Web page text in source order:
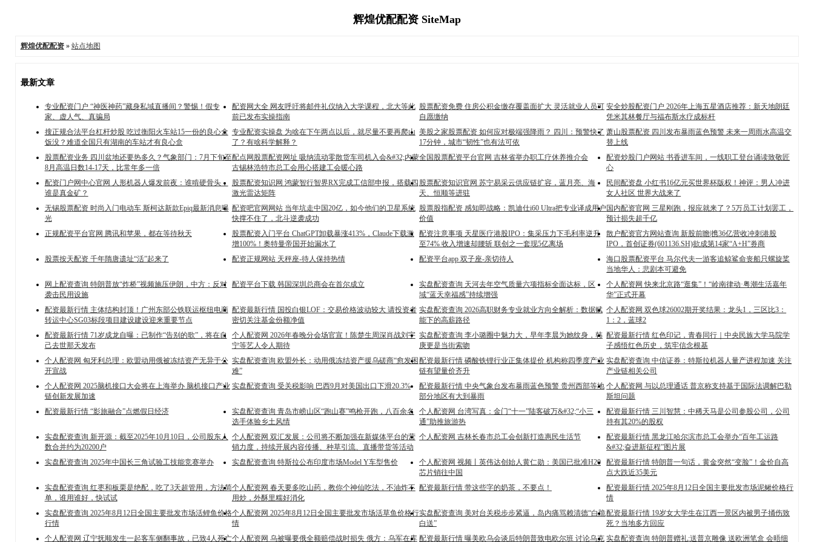
辉煌优配配资 SiteMap
辉煌优配配资» 站点地图
最新文章
专业配资门户 “神医神药”藏身私域直播间？警惕！假专
家、虚人气、真骗局
配资网大全 网友呼吁将邮件礼仪纳入大学课程，北大等此
前已发布实操指南
股票配资免费 住房公积金缴存覆盖面扩大 灵活就业人员可
自愿缴纳
安全炒股配资门户 2026年上海五星酒店推荐：新天地朗廷
凭米其林餐厅与福布斯水疗成标杆
搜正规合法平台杠杆炒股 吃过衡阳火车站15一份的良心盒
饭没？难道全国只有湖南的车站才有良心盒
专业配资实操盘 为啥在下午两点以后，就尽量不要再爬山
了？有啥科学解释？
美股之家股票配资 如何应对极端强降雨？ 四川：预警快了
17分钟，城市“韧性”也有法可依
萧山股票配资 四川发布暴雨蓝色预警 未来一周雨水高温交
替上线
股票配资业务 四川盆地还要热多久？气象部门：7月下旬至
8月高温日数14-17天，比常年多一倍
配点网股票配资网址 吸纳流动零散货车司机入会&#32;内蒙
古锡林浩特市总工会用心搭建工会暖心路
全国股票配资平台官网 吉林省举办职工疗休养推介会
配资炒股门户网站 书香进车间，一线职工登台诵读致敬匠
心
配资门户网中心官网 人形机器人爆发前夜：谁啃硬骨头，
谁是真金矿？
股票配资知识网 鸿蒙智行智界RX完成工信部申报，搭载四
激光雷达矩阵
股票配资知识官网 苏宁易采云供应链扩容，蓝月亮、海
天、恒顺等进驻
民间配资盘 小红书16亿元买世界杯版权！神评：男人冲进
女人社区 世界大战来了
无锡股票配资 时尚入门电动车 斯柯达新款Epiq最新消息曝
光
配资吧官网网站 当年坑走中国20亿，如今他们的卫星系统
快撑不住了，北斗逆袭成功
股票股指配资 感知即战略：凯迪仕i60 Ultra把专业译成用户
价值
国内配资官网 三星刚跑，报应就来了？5万员工计划罢工，
预计损失超千亿
正规配资平台官网 腾讯和苹果，都在等待秋天
股票配资入门平台 ChatGPT卸载暴涨413%，Claude下载激
增100%！奥特曼帝国开始漏水了
配资注意事项 天星医疗港股IPO：集采压力下毛利率逆升
至74% 收入增速却腰斩 联创之一套现5亿离场
散户配资官方网站查询 新股前瞻|携36亿营收冲刺港股
IPO，首创证券(601136.SH)欲成第14家“A+H”券商
股票按天配资 千年隋唐遗址“活”起来了
配资正规网站 天秤座-待人保持热情 配资平台app 双子座-亲切待人
海口股票配资平台 马尔代夫一游客追鲸鲨命丧船只螺旋桨
当地华人：悲剧本可避免
网上配资查询 特朗普放“炸桥”视频施压伊朗，中方：反对
袭击民用设施
配资平台下载 韩国深圳总商会在首尔成立
实盘配资查询 天河去年空气质量六项指标全面达标，区
域“蓝天幸福感”持续增强
个人配资网 快来北京路“逛集”！“岭南律动·粤潮生活嘉年
华”正式开幕
配资最新行情 主体结构封顶！广州东部公铁联运枢纽电商
转运中心SG03标段项目建设建设迎来重要节点
配资最新行情 国投白银LOF：交易价格波动较大 请投资者
密切关注基金份额净值
实盘配资查询 2026高职财务专业就业方向全解析：数据赋
能下的高薪路径
个人配资网 双色球26002期开奖结果：龙头1，三区比3：
1：2，蓝球2
配资最新行情 71岁成龙自曝：已制作“告别的歌”，将在自
己去世那天发布
个人配资网 2026年春晚分会场官宣！陈楚生周深肖战刘宇
宁等艺人令人期待
实盘配资查询 李小璐圈中魅力大，早年李晨为她纹身，韩
庚更是当街索吻
配资最新行情 红色印记，青春同行｜中央民族大学马院学
子感悟红色历史，筑牢信念根基
个人配资网 匈牙利总理：欧盟动用俄被冻结资产无异于公
开宣战
实盘配资查询 欧盟外长：动用俄冻结资产援乌磋商“愈发困
难”
配资最新行情 磷酸铁锂行业正集体提价 机构称四季度产业
链有望量价齐升
实盘配资查询 中信证券：特斯拉机器人量产进程加速 关注
产业链相关公司
个人配资网 2025脑机接口大会将在上海举办 脑机接口产业
链创新发展加速
实盘配资查询 受关税影响 巴西9月对美国出口下滑20.3%
配资最新行情 中央气象台发布暴雨蓝色预警 贵州西部等地
部分地区有大到暴雨
个人配资网 与以总理通话 普京称支持基于国际法调解巴勒
斯坦问题
配资最新行情 “影旅融合”点燃假日经济
实盘配资查询 青岛市崂山区“跑山赛”鸣枪开跑，八百余名
选手体验乡土风情
个人配资网 台湾写真：金门“十一”陆客破万&#32;“小三
通”助推旅游热
配资最新行情 三川智慧：中稀天马是公司参股公司，公司
持有其20%的股权
实盘配资查询 新开源：截至2025年10月10日，公司股东人
数合并约为20200户
个人配资网 双汇发展：公司将不断加强在新媒体平台的营
销力度，持续开展内容传播、种草引流、直播带货等活动
个人配资网 吉林长春市总工会创新打造惠民生活节
配资最新行情 黑龙江哈尔滨市总工会举办“百年工运路
&#32;奋进新征程”图片展
实盘配资查询 2025年中国长三角试验工技能竞赛举办
实盘配资查询 特斯拉公布印度市场Model Y车型售价
个人配资网 视频丨英伟达创始人黄仁勋：美国已批准H20
芯片销往中国
配资最新行情 特朗普一句话，黄金突然“变脸”！金价自高
点大跌近35美元
实盘配资查询 红枣和板栗是绝配，吃了3天超管用，方法简
单，谁用谁好，快试试
个人配资网 春天要多吃山药，教你个神仙吃法，不油炸不
用炒，外酥里糯好消化
配资最新行情 带这些字的奶茶，不要点！
配资最新行情 2025年8月12日全国主要批发市场泥鳅价格行
情
实盘配资查询 2025年8月12日全国主要批发市场活鲤鱼价格
行情
个人配资网 2025年8月12日全国主要批发市场活草鱼价格行
情
实盘配资查询 美对台关税步步紧逼，岛内痛骂赖清德“白跪
白送”
配资最新行情 19岁女大学生在江西一景区内被男子捅伤致
死？当地多方回应
个人配资网 辽宁抚顺发生一起客车侧翻事故，已致4人死亡个人配资网 乌被曝要俄全额赔偿战时损失 俄方：乌军在库 配资最新行情 曝美欧乌会谈后特朗普致电欧尔班 讨论乌克 实盘配资查询 特朗普赠礼:送普京雕像 送欧洲笔盒 会晤细